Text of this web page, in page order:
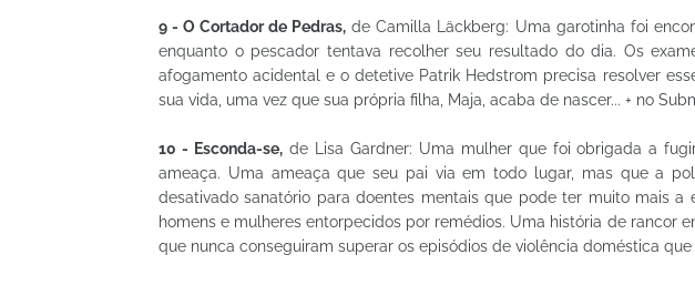
9 - O Cortador de Pedras, de Camilla Läckberg: Uma garotinha foi
enquanto o pescador tentava recolher seu resultado do dia. Os
afogamento acidental e o detetive Patrik Hedstrom precisa resolver
sua vida, uma vez que sua própria filha, Maja, acaba de nascer... + no
10 - Esconda-se,de Lisa Gardner: Uma mulher que foi obrigada a
ameaça. Uma ameaça que seu pai via em todo lugar, mas que a
desativado sanatório para doentes mentais que pode ter muito mais a
homens e mulheres entorpecidos por remédios. Uma história de rancor
que nunca conseguiram superar os episódios de violência doméstica que